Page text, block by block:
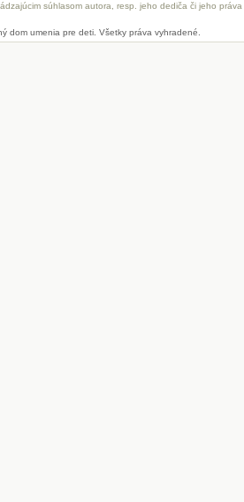
súhlasom autora, resp. jeho dediča či jeho
dom umenia pre deti. Všetky práva vyhradené.